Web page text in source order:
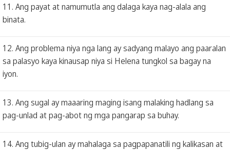
11. Ang payat at namumutla ang dalaga kaya nag-alala ang
binata.
12. Ang problema niya nga lang ay sadyang malayo ang paaralan
sa palasyo kaya kinausap niya si Helena tungkol sa bagay na
iyon.
13. Ang sugal ay maaaring maging isang malaking hadlang sa
pag-unlad at pag-abot ng mga pangarap sa buhay.
14. Ang tubig-ulan ay mahalaga sa pagpapanatili ng kalikasan at